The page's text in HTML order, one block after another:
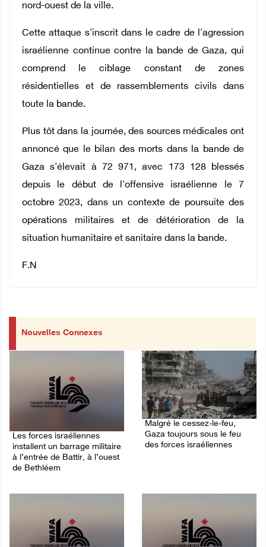
nord-ouest de la ville.
Cette attaque s'inscrit dans le cadre de l'agression
israélienne continue contre la bande de Gaza, qui
comprend le ciblage constant de zones
résidentielles et de rassemblements civils dans
toute la bande.
Plus tôt dans la journée, des sources médicales ont
annoncé que le bilan des morts dans la bande de
Gaza s'élevait à 72 971, avec 173 128 blessés
depuis le début de l'offensive israélienne le 7
octobre 2023, dans un contexte de poursuite des
opérations militaires et de détérioration de la
situation humanitaire et sanitaire dans la bande.
F.N
Nouvelles Connexes
Les forces israéliennes
installent un barrage militaire
à l’entrée de Battir, à l’ouest
de Bethléem
Malgré le cessez-le-feu,
Gaza toujours sous le feu
des forces israéliennes